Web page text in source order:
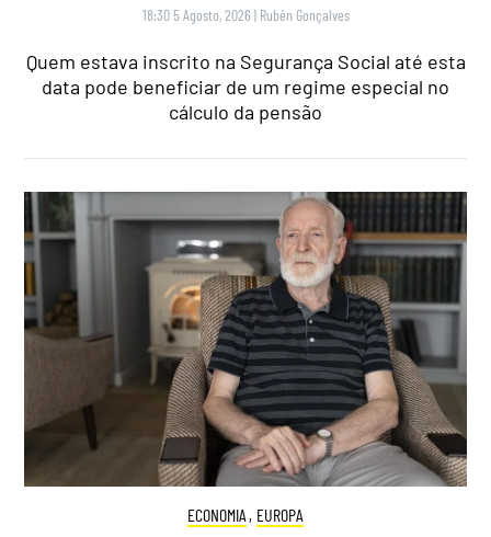
18:30 5 Agosto, 2026 | Rubén Gonçalves
Quem estava inscrito na Segurança Social até esta
data pode beneficiar de um regime especial no
cálculo da pensão
ECONOMIA , EUROPA